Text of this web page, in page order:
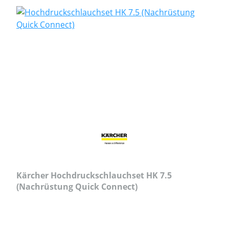
Kärcher Hochdruckschlauchset HK 7.5
(Nachrüstung Quick Connect)